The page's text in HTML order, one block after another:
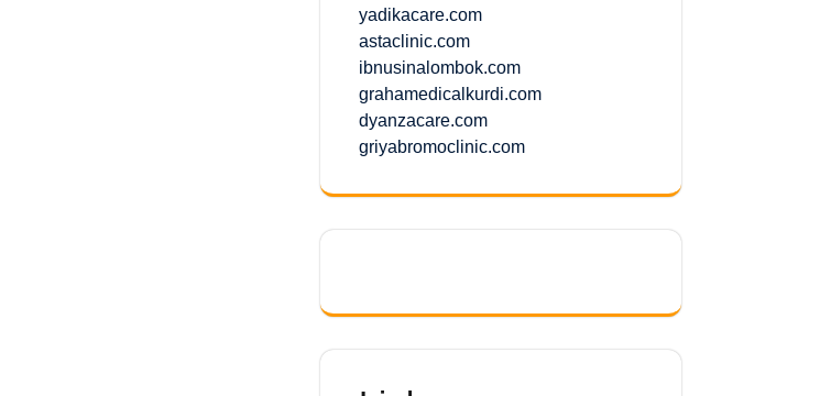
yadikacare.com
astaclinic.com
ibnusinalombok.com
grahamedicalkurdi.com
dyanzacare.com
griyabromoclinic.com